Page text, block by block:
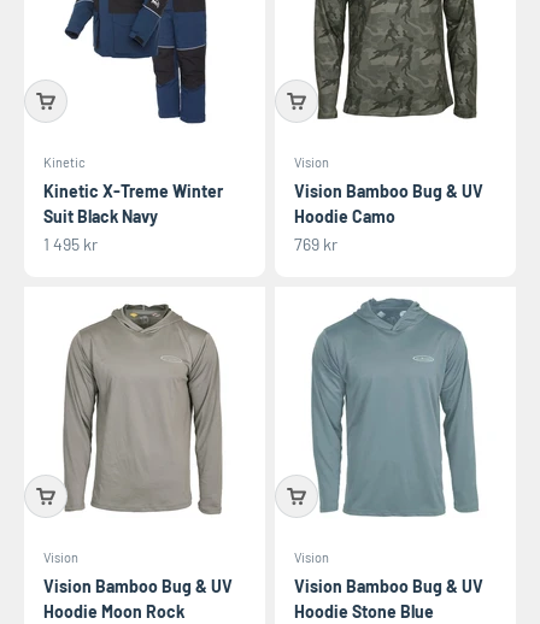
Kinetic
Kinetic X-Treme Winter
Suit Black Navy
REA-pris
1 495 kr
Vision
Vision Bamboo Bug & UV
Hoodie Camo
REA-pris
769 kr
Vision
Vision Bamboo Bug & UV
Hoodie Moon Rock
Vision
Vision Bamboo Bug & UV
Hoodie Stone Blue